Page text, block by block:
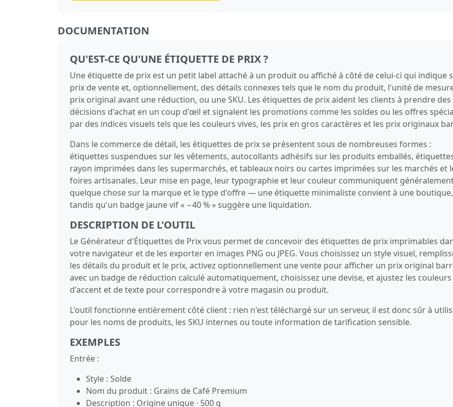
DOCUMENTATION
QU'EST-CE QU'UNE ÉTIQUETTE DE PRIX ?
Une étiquette de prix est un petit label attaché à un produit ou affiché à côté de celui-ci qui indique
prix de vente et, optionnellement, des détails connexes tels que le nom du produit, l'unité de
prix original avant une réduction, ou une SKU. Les étiquettes de prix aident les clients à prendre des
décisions d'achat en un coup d'œil et signalent les promotions comme les soldes ou les offres
par des indices visuels tels que les couleurs vives, les prix en gros caractères et les prix originaux
Dans le commerce de détail, les étiquettes de prix se présentent sous de nombreuses formes :
étiquettes suspendues sur les vêtements, autocollants adhésifs sur les produits emballés,
rayon imprimées dans les supermarchés, et tableaux noirs ou cartes imprimées sur les marchés et
foires artisanales. Leur mise en page, leur typographie et leur couleur communiquent
quelque chose sur la marque et le type d'offre — une étiquette minimaliste convient à une boutique,
tandis qu'un badge jaune vif « −40 % » suggère une liquidation.
DESCRIPTION DE L'OUTIL
Le Générateur d'Étiquettes de Prix vous permet de concevoir des étiquettes de prix imprimables
votre navigateur et de les exporter en images PNG ou JPEG. Vous choisissez un style visuel,
les détails du produit et le prix, activez optionnellement une vente pour afficher un prix original
avec un badge de réduction calculé automatiquement, choisissez une devise, et ajustez les couleurs
d'accent et de texte pour correspondre à votre magasin ou produit.
L'outil fonctionne entièrement côté client : rien n'est téléchargé sur un serveur, il est donc sûr à
pour les noms de produits, les SKU internes ou toute information de tarification sensible.
EXEMPLES
Entrée :
Style : Solde
Nom du produit : Grains de Café Premium
Description : Origine unique · 500 g